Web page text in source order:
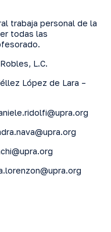
trabaja personal de la
todas las
L.C.
López de Lara –